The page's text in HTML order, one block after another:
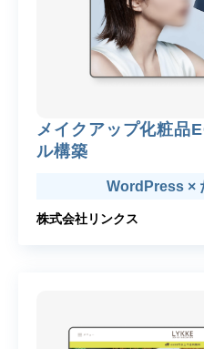
メイクアップ化粧品
ル構築
WordPress ×
株式会社リンクス